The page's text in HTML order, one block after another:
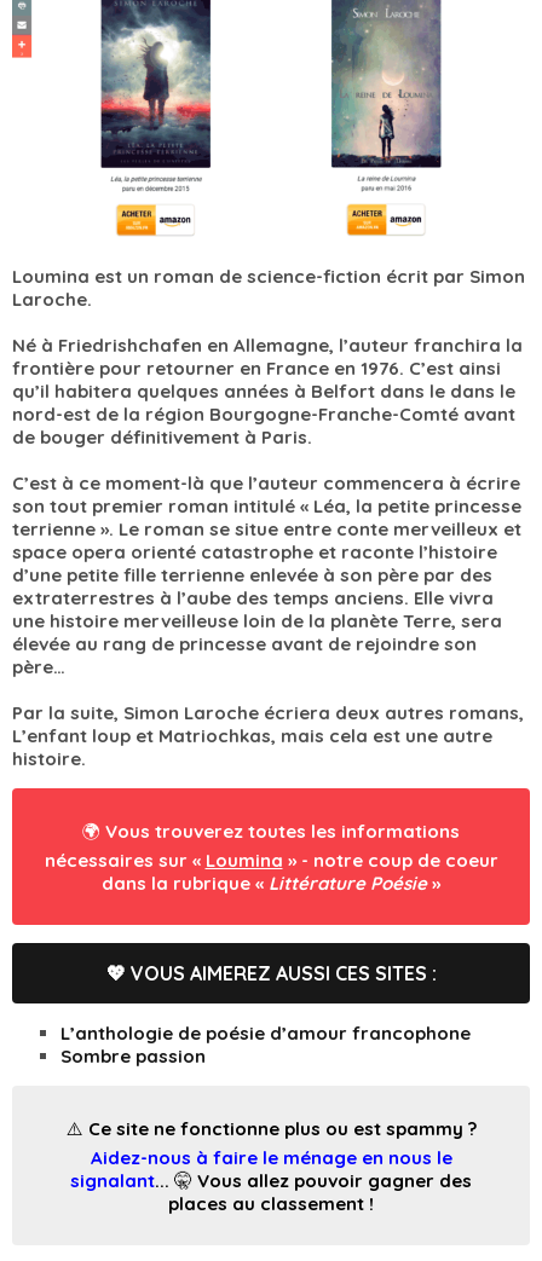
Loumina est un roman de science-fiction écrit par Simon
Laroche.
Né à Friedrishchafen en Allemagne, l’auteur franchira la
frontière pour retourner en France en 1976. C’est ainsi
qu’il habitera quelques années à Belfort dans le dans le
nord-est de la région Bourgogne-Franche-Comté avant
de bouger définitivement à Paris.
C’est à ce moment-là que l’auteur commencera à écrire
son tout premier roman intitulé « Léa, la petite princesse
terrienne ». Le roman se situe entre conte merveilleux et
space opera orienté catastrophe et raconte l’histoire
d’une petite fille terrienne enlevée à son père par des
extraterrestres à l’aube des temps anciens. Elle vivra
une histoire merveilleuse loin de la planète Terre, sera
élevée au rang de princesse avant de rejoindre son
père…
Par la suite, Simon Laroche écriera deux autres romans,
L’enfant loup et Matriochkas, mais cela est une autre
histoire.
🌍 Vous trouverez toutes les informations
nécessaires sur « Loumina » - notre coup de coeur
dans la rubrique « Littérature Poésie»
💖 VOUS AIMEREZ AUSSI CES SITES :
L’anthologie de poésie d’amour francophone
Sombre passion
⚠️ Ce site ne fonctionne plus ou est spammy ?
Aidez-nous à faire le ménage en nous le
signalant... 🤫 Vous allez pouvoir gagner des
places au classement !